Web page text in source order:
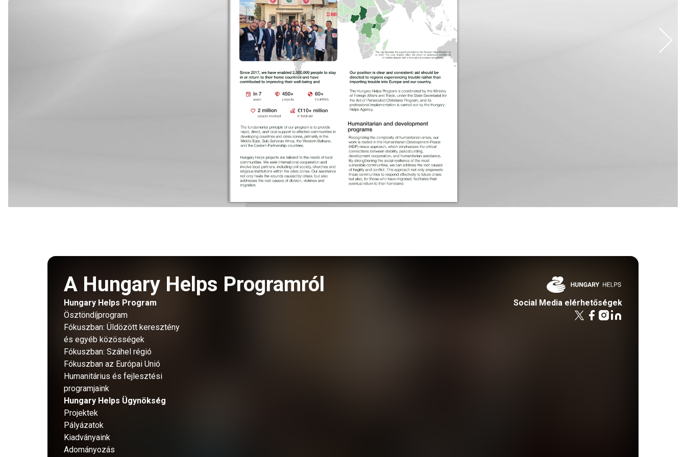
A Hungary Helps Programról
Hungary Helps Program
Ösztöndíjprogram
Fókuszban: Üldözött keresztény
és egyéb közösségek
Fókuszban: Száhel régió
Fókuszban az Európai Unió
Humanitárius és fejlesztési
programjaink
Hungary Helps Ügynökség
Projektek
Pályázatok
Kiadványaink
Adományozás
Social Media elérhetőségek